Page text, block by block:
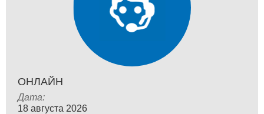
ОНЛАЙН
Дата:
18 августа 2026